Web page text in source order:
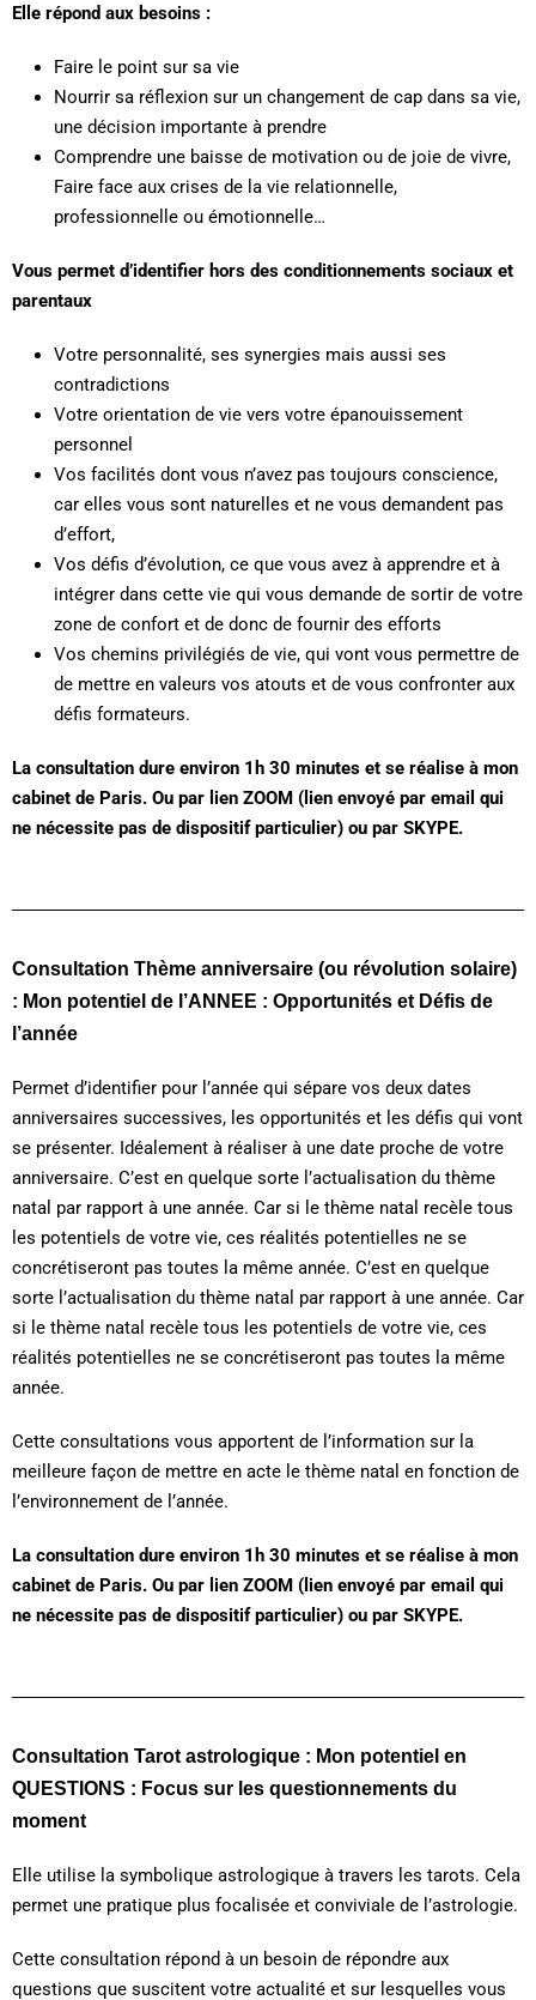
Elle répond aux besoins :
Faire le point sur sa vie
Nourrir sa réflexion sur un changement de cap dans sa vie,
une décision importante à prendre
Comprendre une baisse de motivation ou de joie de vivre,
Faire face aux crises de la vie relationnelle,
professionnelle ou émotionnelle…
Vous permet d’identifier hors des conditionnements sociaux et
parentaux
Votre personnalité, ses synergies mais aussi ses
contradictions
Votre orientation de vie vers votre épanouissement
personnel
Vos facilités dont vous n’avez pas toujours conscience,
car elles vous sont naturelles et ne vous demandent pas
d’effort,
Vos défis d’évolution, ce que vous avez à apprendre et à
intégrer dans cette vie qui vous demande de sortir de votre
zone de confort et de donc de fournir des efforts
Vos chemins privilégiés de vie, qui vont vous permettre de
de mettre en valeurs vos atouts et de vous confronter aux
défis formateurs.
La consultation dure environ 1h 30 minutes et se réalise à mon
cabinet de Paris. Ou par lien ZOOM (lien envoyé par email qui
ne nécessite pas de dispositif particulier) ou par SKYPE.
Consultation Thème anniversaire (ou révolution solaire)
: Mon potentiel de l’ANNEE : Opportunités et Défis de
l’année
Permet d’identifier pour l’année qui sépare vos deux dates
anniversaires successives, les opportunités et les défis qui vont
se présenter. Idéalement à réaliser à une date proche de votre
anniversaire. C’est en quelque sorte l’actualisation du thème
natal par rapport à une année. Car si le thème natal recèle tous
les potentiels de votre vie, ces réalités potentielles ne se
concrétiseront pas toutes la même année. C’est en quelque
sorte l’actualisation du thème natal par rapport à une année. Car
si le thème natal recèle tous les potentiels de votre vie, ces
réalités potentielles ne se concrétiseront pas toutes la même
année.
Cette consultations vous apportent de l’information sur la
meilleure façon de mettre en acte le thème natal en fonction de
l’environnement de l’année.
La consultation dure environ 1h 30 minutes et se réalise à mon
cabinet de Paris. Ou par lien ZOOM (lien envoyé par email qui
ne nécessite pas de dispositif particulier) ou par SKYPE.
Consultation Tarot astrologique : Mon potentiel en
QUESTIONS : Focus sur les questionnements du
moment
Elle utilise la symbolique astrologique à travers les tarots. Cela
permet une pratique plus focalisée et conviviale de l’astrologie.
Cette consultation répond à un besoin de répondre aux
questions que suscitent votre actualité et sur lesquelles vous